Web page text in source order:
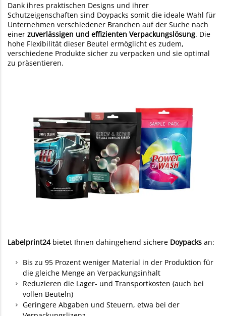
Dank ihres praktischen Designs und ihrer
Schutzeigenschaften sind Doypacks somit die ideale Wahl für
Unternehmen verschiedener Branchen auf der Suche nach
einer zuverlässigen und effizienten Verpackungslösung. Die
hohe Flexibilität dieser Beutel ermöglicht es zudem,
verschiedene Produkte sicher zu verpacken und sie optimal
zu präsentieren.
Labelprint24 bietet Ihnen dahingehend sichere Doypacks an:
Bis zu 95 Prozent weniger Material in der Produktion für
die gleiche Menge an Verpackungsinhalt
Reduzieren die Lager- und Transportkosten (auch bei
vollen Beuteln)
Geringere Abgaben und Steuern, etwa bei der